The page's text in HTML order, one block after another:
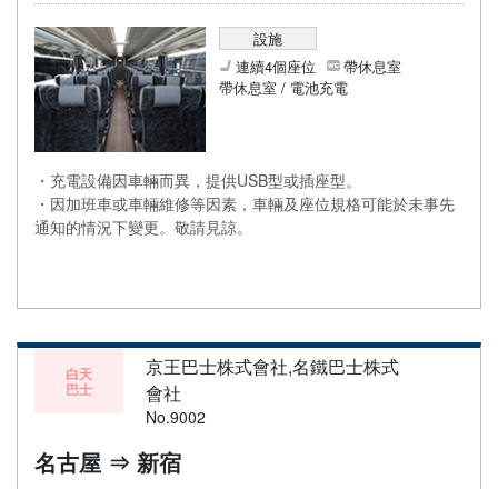
設施
連續4個座位
帶休息室
帶休息室 / 電池充電
・充電設備因車輛而異，提供USB型或插座型。
・因加班車或車輛維修等因素，車輛及座位規格可能於未事先
通知的情況下變更。敬請見諒。
白天
巴士
京王巴士株式會社,名鐵巴士株式
會社
No.9002
名古屋 ⇒ 新宿